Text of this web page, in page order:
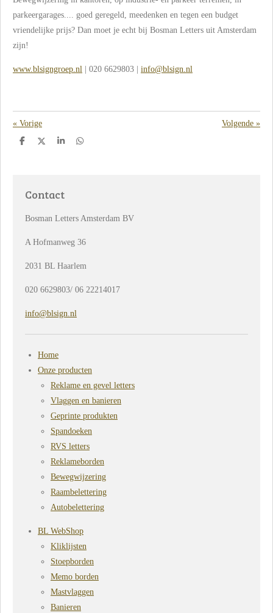
parkeergarages.... goed geregeld, meedenken en tegen een budget
vriendelijke prijs? Dan moet je echt bij Bosman Letters uit Amsterdam
zijn!
www.blsigngroep.nl | 020 6629803 | info@blsign.nl
« Vorige Volgende »
D
D
S
D
Contact
Bosman Letters Amsterdam BV
A Hofmanweg 36
2031 BL Haarlem
020 6629803/ 06 22214017
info@blsign.nl
Home
Onze producten
Reklame en gevel letters
Vlaggen en banieren
Geprinte produkten
Spandoeken
RVS letters
Reklameborden
Bewegwijzering
Raambelettering
Autobelettering
BL WebShop
Kliklijsten
Stoepborden
Memo borden
Mastvlaggen
Banieren